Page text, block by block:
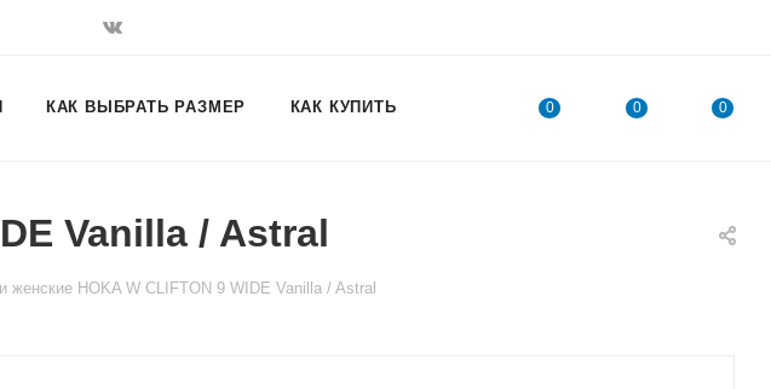
0 0 0
КАК ВЫБРАТЬ РАЗМЕР КАК КУПИТЬ
Vanilla / Astral
женские HOKA W CLIFTON 9 WIDE Vanilla / Astral